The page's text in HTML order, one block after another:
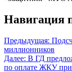
Навигация
Предыдущая:
миллионников
Далее: В ГД
по оплате ЖКУ при